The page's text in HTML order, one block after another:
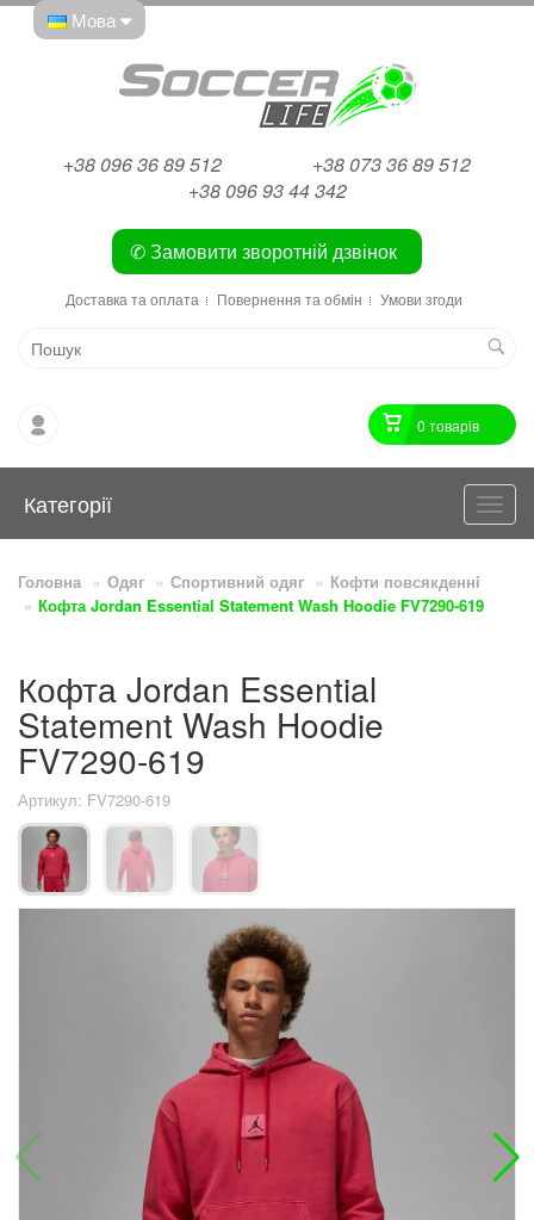
Мова
+38 096 36 89 512
+38 073 36 89 512
+38 096 93 44 342
✆ Замовити зворотній дзвінок
Доставка та оплата Повернення та обмін Умови згоди
0 товарiв
Категорії
Головна Одяг Спортивний одяг
Кофти повсякденнi
Кофта Jordan Essential Statement Wash Hoodie FV7290-619
Кофта Jordan Essential
Statement Wash Hoodie
FV7290-619
Артикул: FV7290-619